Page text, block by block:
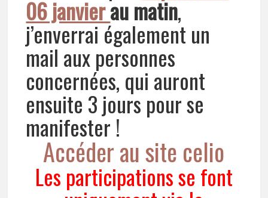
06 janvierau matin,
j’enverrai également un
mail aux personnes
concernées, qui auront
ensuite 3 jours pour se
manifester !
Accéder au site celio
Les participations se font